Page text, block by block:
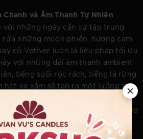
Chanh và Âm Thanh Tự Nhiên
với những ngày cần sự tập trung
những muộn phiền, hương cam
cỏ Vetiver luôn là liệu pháp tối ưu.
với những dải âm thanh ambient
tiếng suối róc rách, tiếng lá rừng
hót xa xăm sẽ tạo ra một luồng sinh
thính giác cùng đồng điệu, đánh
thực sự đứng giữa một cánh rừng
ngực bầu không khí trong lành,